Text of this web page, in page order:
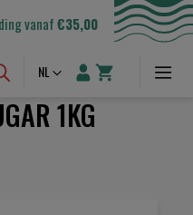
vanaf€35,00
Taal
NL
1KG